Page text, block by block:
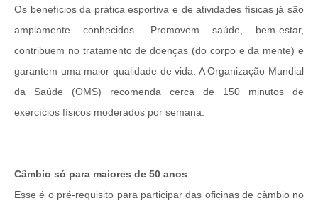
Os benefícios da prática esportiva e de atividades físicas já são
amplamente conhecidos. Promovem saúde, bem-estar,
contribuem no tratamento de doenças (do corpo e da mente) e
garantem uma maior qualidade de vida. A Organização Mundial
da Saúde (OMS) recomenda cerca de 150 minutos de
exercícios físicos moderados por semana.
Câmbio só para maiores de 50 anos
Esse é o pré-requisito para participar das oficinas de câmbio no